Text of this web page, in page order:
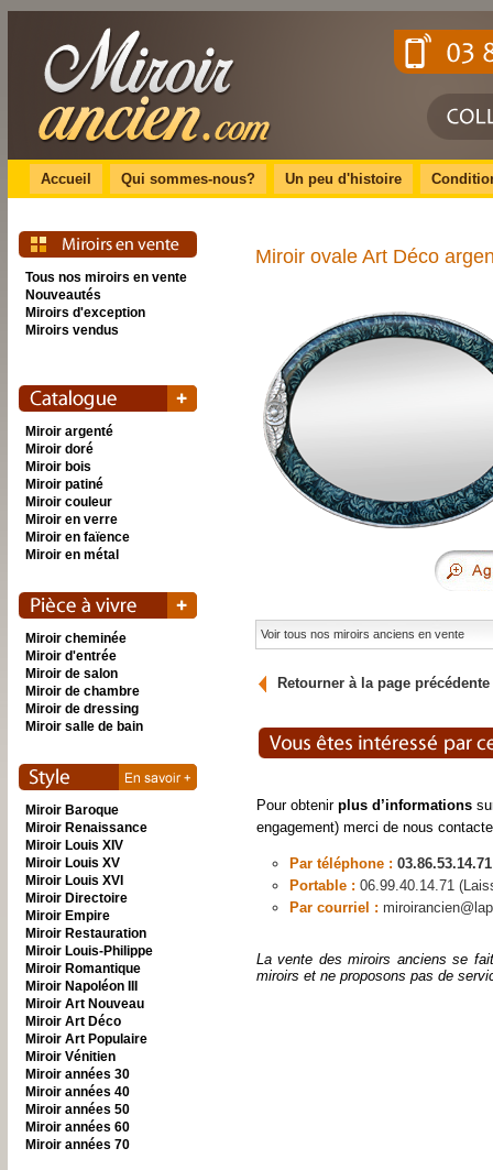
Accueil Qui sommes-nous? Un peu d'histoire
Miroir ovale Art Déco
Voir tous nos miroirs anciens en vente
Retourner à la page précédente
Pour obtenir plus d’informations
engagement) merci de nous
Par téléphone : 03.86.53.14.71
Portable : 06.99.40.14.71
Par courriel :
La vente des miroirs anciens se
miroirs et ne proposons pas de
Tous nos miroirs en vente
Nouveautés
Miroirs d'exception
Miroirs vendus
Miroir argenté
Miroir doré
Miroir bois
Miroir patiné
Miroir couleur
Miroir en verre
Miroir en faïence
Miroir en métal
Miroir cheminée
Miroir d'entrée
Miroir de salon
Miroir de chambre
Miroir de dressing
Miroir salle de bain
Miroir Baroque
Miroir Renaissance
Miroir Louis XIV
Miroir Louis XV
Miroir Louis XVI
Miroir Directoire
Miroir Empire
Miroir Restauration
Miroir Louis-Philippe
Miroir Romantique
Miroir Napoléon III
Miroir Art Nouveau
Miroir Art Déco
Miroir Art Populaire
Miroir Vénitien
Miroir années 30
Miroir années 40
Miroir années 50
Miroir années 60
Miroir années 70